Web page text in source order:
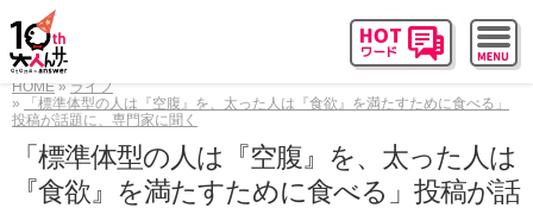
HOME
ライフ
「標準体型の人は『空腹』を、太った人は『食欲』を満たすために食べる」
投稿が話題に、専門家に聞く
「標準体型の人は『空腹』を、太った人は
『食欲』を満たすために食べる」投稿が話